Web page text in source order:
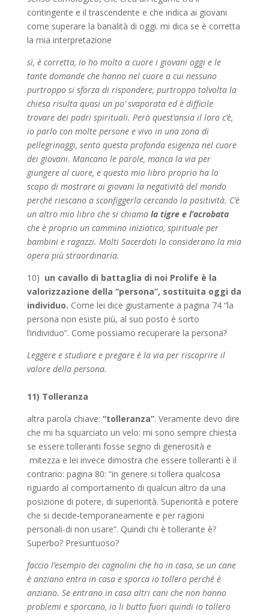
contingente e il trascendente e che indica ai giovani
come superare la banalità di oggi. mi dica se è corretta
la mia interpretazione
sì, è corretta, io ho molto a cuore i giovani oggi e le
tante domande che hanno nel cuore a cui nessuno
purtroppo si sforza di rispondere, purtroppo talvolta la
chiesa risulta quasi un po’ svaporata ed è difficile
trovare dei padri spirituali. Però quest’ansia il loro c’è,
io parlo con molte persone e vivo in una zona di
pellegrinaggi, sento questa profonda esigenza nel cuore
dei giovani. Mancano le parole, manca la via per
giungere al cuore, e questo mio libro proprio ha lo
scopo di mostrare ai giovani la negatività del mondo
perché riescano a sconfiggerla cercando la positività. C’è
un altro mio libro che si chiama la tigre e l’acrobata
che è proprio un cammino iniziatico, spirituale per
bambini e ragazzi. Molti Sacerdoti lo considerano la mia
opera più straordinaria.
10) un cavallo di battaglia di noi Prolife è la
valorizzazione della “persona”, sostituita oggi da
individuo. Come lei dice giustamente a pagina 74 “la
persona non esiste più, al suo posto è sorto
l’individuo”. Come possiamo recuperare la persona?
Leggere e studiare e pregare è la via per riscoprire il
valore della persona.
11) Tolleranza
altra parola chiave: “tolleranza”. Veramente devo dire
che mi ha squarciato un velo: mi sono sempre chiesta
se essere tolleranti fosse segno di generosità e
mitezza e lei invece dimostra che essere tolleranti è il
contrario: pagina 80: “in genere si tollera qualcosa
riguardo al comportamento di qualcun altro da una
posizione di potere, di superiorità. Superiorità e potere
che si decide-temporaneamente e per ragioni
personali-di non usare“. Quindi chi è tollerante è?
Superbo? Presuntuoso?
faccio l’esempio dei cagnolini che ho in casa, se un cane
è anziano entra in casa e sporca io tollero perché è
anziano. Se entrano in casa altri cani che non hanno
problemi e sporcano, io li butto fuori quindi io tollero